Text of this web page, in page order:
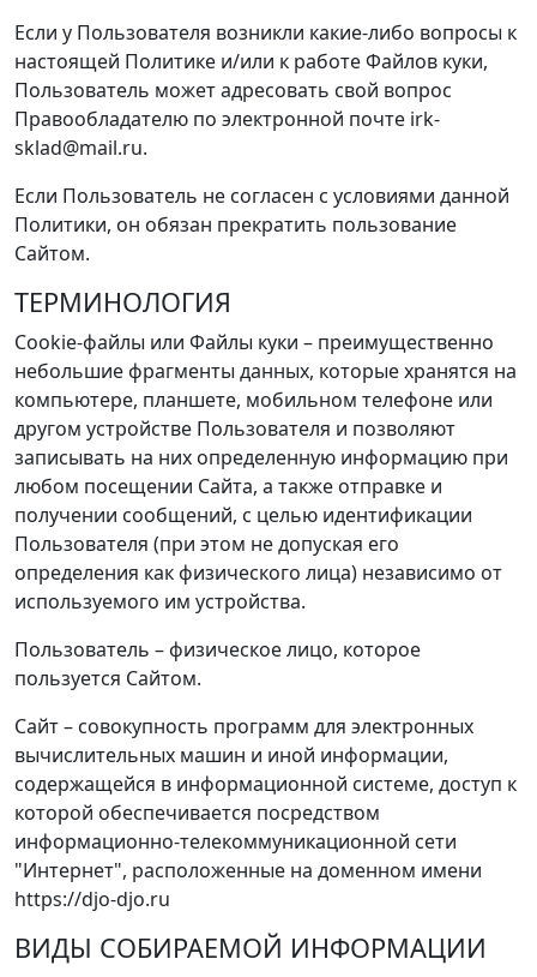
Если у Пользователя возникли какие-либо вопросы к
настоящей Политике и/или к работе Файлов куки,
Пользователь может адресовать свой вопрос
Правообладателю по электронной почте irk-
sklad@mail.ru.
Если Пользователь не согласен c условиями данной
Политики, он обязан прекратить пользование
Сайтом.
ТЕРМИНОЛОГИЯ
Cookie-файлы или Файлы куки – преимущественно
небольшие фрагменты данных, которые хранятся на
компьютере, планшете, мобильном телефоне или
другом устройстве Пользователя и позволяют
записывать на них определенную информацию при
любом посещении Сайта, а также отправке и
получении сообщений, с целью идентификации
Пользователя (при этом не допуская его
определения как физического лица) независимо от
используемого им устройства.
Пользователь – физическое лицо, которое
пользуется Сайтом.
Сайт – совокупность программ для электронных
вычислительных машин и иной информации,
содержащейся в информационной системе, доступ к
которой обеспечивается посредством
информационно-телекоммуникационной сети
"Интернет", расположенные на доменном имени
https://djo-djo.ru
ВИДЫ СОБИРАЕМОЙ ИНФОРМАЦИИ